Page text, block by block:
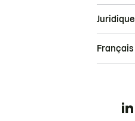
Juridique
Français